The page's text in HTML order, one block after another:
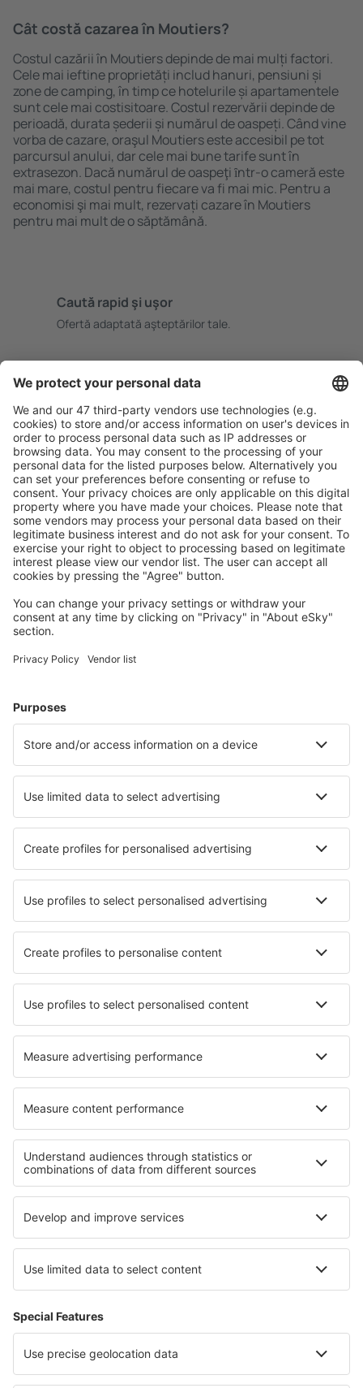
Cât costă cazarea în Moutiers?
Costul cazării în Moutiers depinde de mai mulți factori.
Cele mai ieftine proprietăți includ hanuri, pensiuni și
zone de camping, în timp ce hotelurile și apartamentele
sunt cele mai costisitoare. Costul rezervării depinde de
perioadă, durata șederii și numărul de oaspeți. Când vine
vorba de cazare, oraşul Moutiers este accesibil pe tot
parcursul anului, dar cele mai bune tarife sunt în
extrasezon. Dacă numărul de oaspeţi ȋntr-o cameră este
mai mare, costul pentru fiecare va fi mai mic. Pentru a
economisi şi mai mult, rezervați cazare în Moutiers
pentru mai mult de o săptămână.
Caută rapid şi uşor
Ofertă adaptată aşteptărilor tale.
Rezervare fără griji cu opțiune gratuită de anulare.
Economiseşte mai mult
Prețuri atractive și oferte speciale pentru utilizatorii
conectați.
Cazarea preferată
Alege din peste 1,3 mil. de opţiuni: hoteluri, cabane,
apartamente și altele.
Cele mai căutate cazări de către utilizatorii eSky
Cazare în Franţa - Orașe populare
Cazare în Le Cap d`Agde
Cazare în Cannes Cazare în Montpellier
Cazare în La Seyne-sur-Mer
Cazare în Saint-Martin-de-Belleville Cazare în Morillon
Cele mai bune locuri de cazare - orașe
Cazare în Chełmża Cazare în El Rompido
Cazare în Villanueva Cazare în Verona
Cazare în Horumersiel Cazare în Dillenburg
Cele mai bune locuri de cazare - regiuni
Cazare în Corsica Cazare în Valmeinier
Cazare în Les Menuires Cazare în Picardy
Cazare în Alsacia Cazare pe Coasta Scheletelor
Cazare in Parcul Național Woliński Cazare în Muntenia